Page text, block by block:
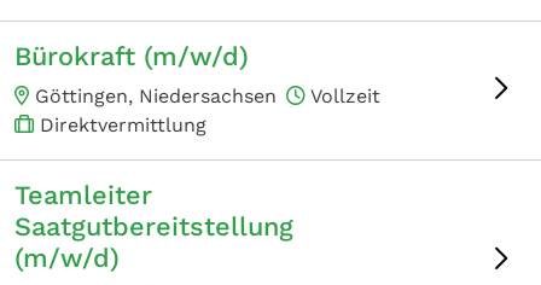
Bürokraft (m/w/d)
Göttingen, Niedersachsen
Vollzeit
Direktvermittlung
Teamleiter
Saatgutbereitstellung
(m/w/d)